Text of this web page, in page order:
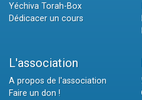
Yéchiva Torah-Box
Dédicacer un cours
L'association
A propos de l'association
Faire un don !